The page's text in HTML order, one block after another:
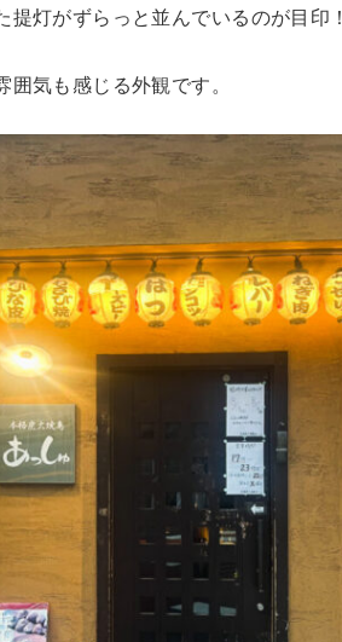
灯がずらっと並んでいるのが目印！
気も感じる外観です。